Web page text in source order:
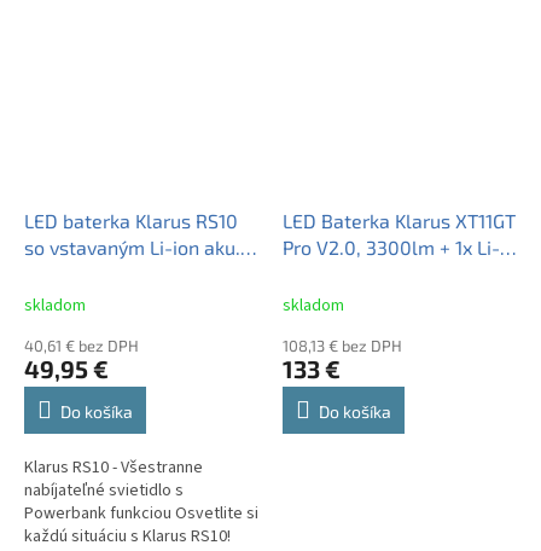
LED baterka Klarus RS10
so vstavaným Li-ion aku.
Powerbank, USB-C
skladom
40,61 € bez DPH
49,95 €
Do košíka
Klarus RS10 - Všestranne
nabíjateľné svietidlo s
Powerbank funkciou Osvetlite si
každú situáciu s Klarus RS10!
LED Baterka Klarus XT11GT
Pro V2.0, 3300lm + 1x Li-
nabíjateľné
skladom
108,13 € bez DPH
133 €
Do košíka